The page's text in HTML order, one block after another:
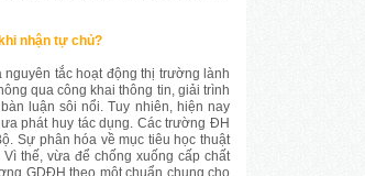
nhận tự chủ?
tắc hoạt động thị trường lành
qua công khai thông tin, giải trình
luận sôi nổi. Tuy nhiên, hiện nay
phát huy tác dụng. Các trường ĐH
Sự phân hóa về mục tiêu học thuật
thế, vừa để chống xuống cấp chất
GDĐH theo một chuẩn chung cho